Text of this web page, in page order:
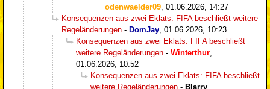
odenwaelder09, 01.06.2026, 14:27
Konsequenzen aus zwei Eklats: FIFA beschließt weitere
Regeländerungen - DomJay, 01.06.2026, 10:23
Konsequenzen aus zwei Eklats: FIFA beschließt
weitere Regeländerungen - Winterthur,
01.06.2026, 10:52
Konsequenzen aus zwei Eklats: FIFA beschließt
weitere Regeländerungen - Blarry,